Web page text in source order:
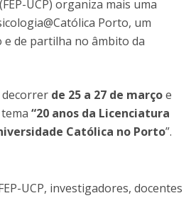
UCP) organiza mais uma
Porto, um
e de partilha no âmbito da
decorrer de 25 a 27 de marçoe
“20 anos da Licenciatura
Católica no Porto”.
UCP, investigadores, docentes